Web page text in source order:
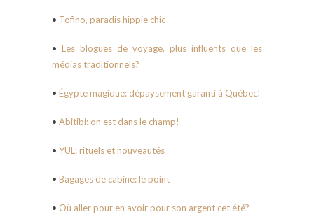
• Tofino, paradis hippie chic
• Les blogues de voyage, plus influents que les
médias traditionnels?
• Égypte magique: dépaysement garanti à Québec!
• Abitibi: on est dans le champ!
• YUL: rituels et nouveautés
• Bagages de cabine: le point
• Où aller pour en avoir pour son argent cet été?